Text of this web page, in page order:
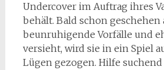
Undercover im Auftrag ihres
behält. Bald schon geschehen
beunruhigende Vorfälle und
versieht, wird sie in ein Spiel
Lügen gezogen. Hilfe